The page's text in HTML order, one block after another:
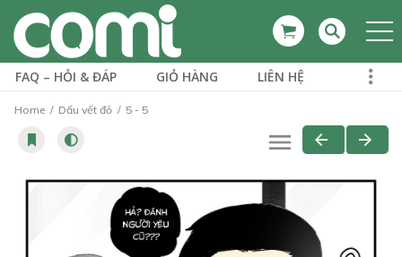
FAQ – HỎI & ĐÁP GIỎ HÀNG LIÊN HỆ
Home Dấu vết đỏ 5 - 5